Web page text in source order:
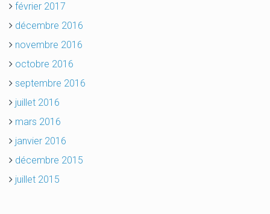
février 2017
décembre 2016
novembre 2016
octobre 2016
septembre 2016
juillet 2016
mars 2016
janvier 2016
décembre 2015
juillet 2015